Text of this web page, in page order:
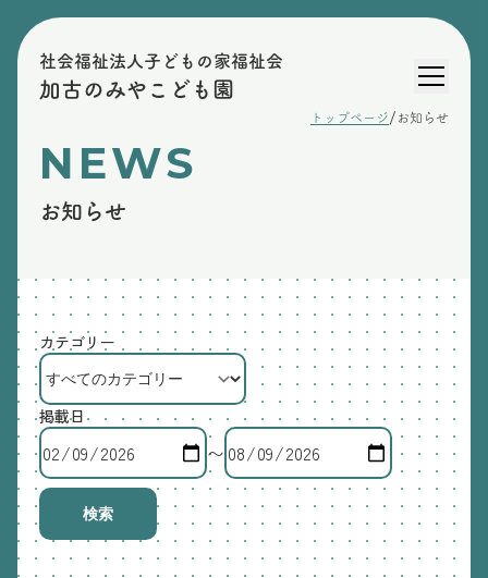
社会福祉法人子どもの家福祉会
加古のみやこども園
トップページ/ お知らせ
NEWS
お知らせ
カテゴリー
掲載日
〜
検索